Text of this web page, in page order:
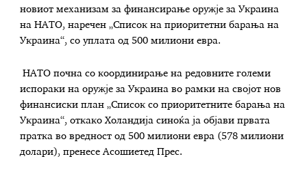
новиот механизам за финансирање оружје за Украина
на НАТО, наречен „Список на приоритетни барања на
Украина“, со уплата од 500 милиони евра.
НАТО почна со координирање на редовните големи
испораки на оружје за Украина во рамки на својот нов
финансиски план „Список со приоритетните барања на
Украина“, откако Холандија синоќа ја објави првата
пратка во вредност од 500 милиони евра (578 милиони
долари), пренесе Асошиетед Прес.